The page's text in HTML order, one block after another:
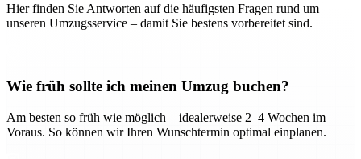
Hier finden Sie Antworten auf die häufigsten Fragen rund um
unseren Umzugsservice – damit Sie bestens vorbereitet sind.
Wie früh sollte ich meinen Umzug buchen?
Am besten so früh wie möglich – idealerweise 2–4 Wochen im
Voraus. So können wir Ihren Wunschtermin optimal einplanen.